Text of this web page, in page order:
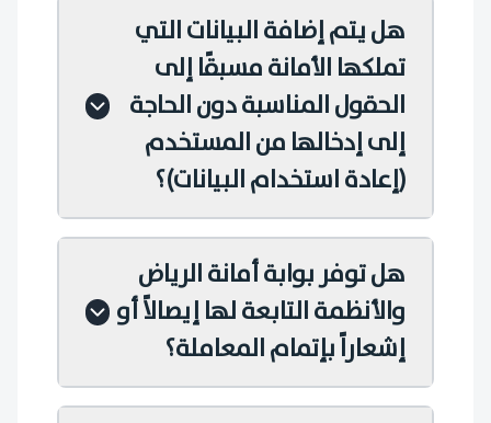
هل يتم إضافة البيانات التي
تملكها الأمانة مسبقًا إلى
الحقول المناسبة دون الحاجة
إلى إدخالها من المستخدم
(إعادة استخدام البيانات)؟
هل توفر بوابة أمانة الرياض
والأنظمة التابعة لها إيصالاً أو
إشعاراً بإتمام المعاملة؟